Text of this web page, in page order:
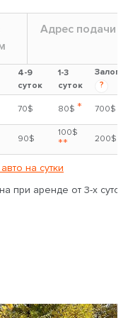
Адрес подачи
4-9
суток
1-3
суток
Залог
?
70$ 80$ * 700$
90$
100$
** 200$
на сутки
при аренде от 3-х суток